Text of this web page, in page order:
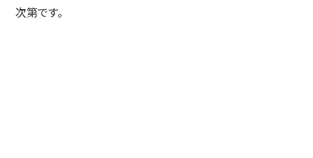
次第です。